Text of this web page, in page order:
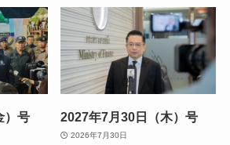
）号 2027年7月30日（木）号
2026年7月30日